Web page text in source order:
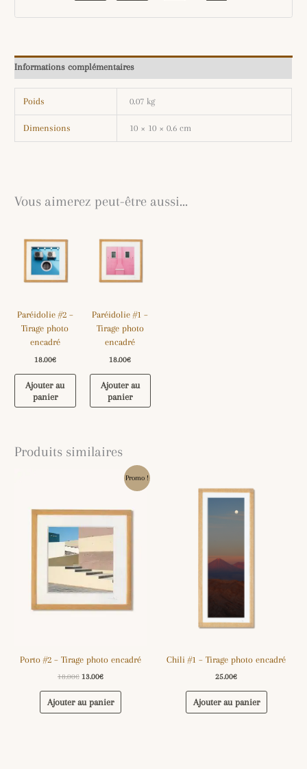
Informations complémentaires
Poids 0.07 kg
Dimensions 10 × 10 × 0.6 cm
Vous aimerez peut-être aussi…
Paréidolie #2 –
Tirage photo
encadré
18.00€
Ajouter au
panier
Paréidolie #1 –
Tirage photo
encadré
18.00€
Ajouter au
panier
Produits similaires
Promo !
Porto #2 – Tirage photo encadré
18.00€
18.00€.
13.00€
13.00€.
Ajouter au panier
Chili #1 – Tirage photo encadré
25.00€
Ajouter au panier